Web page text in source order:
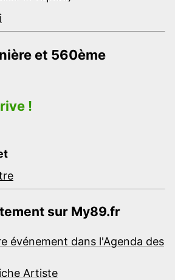
et 560ème
!
sur My89.fr
événement dans l'Agenda des
Artiste